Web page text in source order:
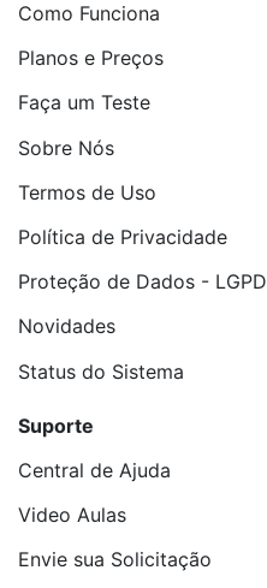
Como Funciona
Planos e Preços
Faça um Teste
Sobre Nós
Termos de Uso
Política de Privacidade
Proteção de Dados - LGPD
Novidades
Status do Sistema
Suporte
Central de Ajuda
Video Aulas
Envie sua Solicitação